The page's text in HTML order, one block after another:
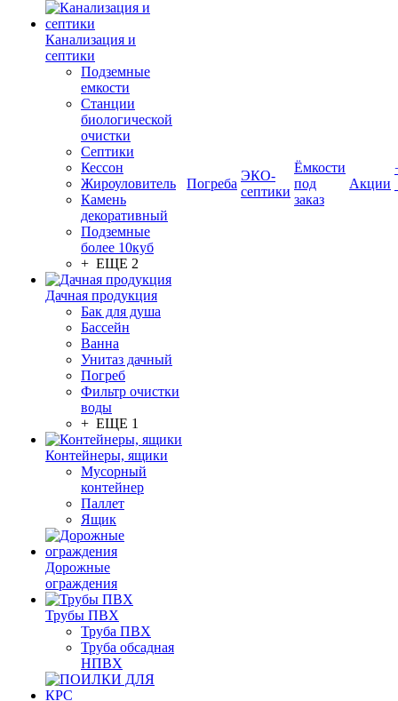
Канализация и
септики
Подземные
емкости
Станции
биологической
очистки
Септики
Кессон
Жироуловитель
Камень
декоративный
Подземные
более 10куб
+ ЕЩЕ 2
Дачная продукция
Бак для душа
Бассейн
Ванна
Унитаз дачный
Погреб
Фильтр очистки
воды
+ ЕЩЕ 1
Контейнеры, ящики
Мусорный
контейнер
Паллет
Ящик
Дорожные
ограждения
Трубы ПВХ
Труба ПВХ
Труба обсадная
НПВХ
Погреба
ЭКО-
септики
Ёмкости
под
заказ
Акции